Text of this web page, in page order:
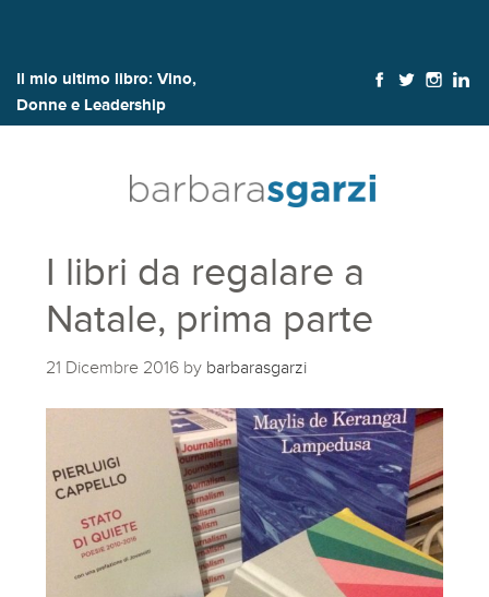
Il mio ultimo libro: Vino,
Donne e Leadership
I libri da regalare a
Natale, prima parte
21 Dicembre 2016 by barbarasgarzi